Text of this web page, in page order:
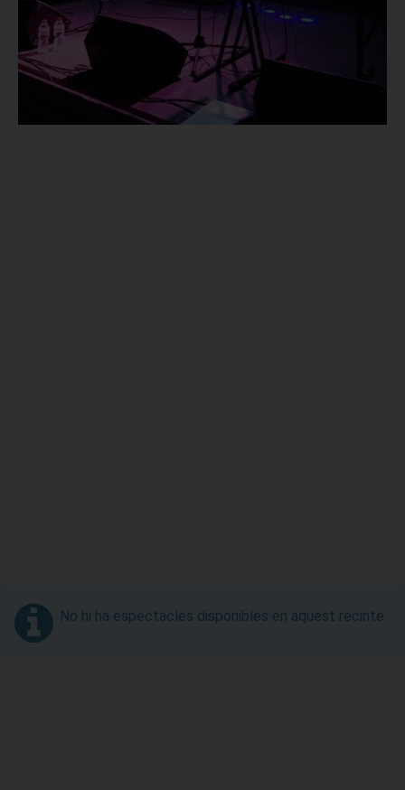
No hi ha espectacles disponibles en aquest recinte